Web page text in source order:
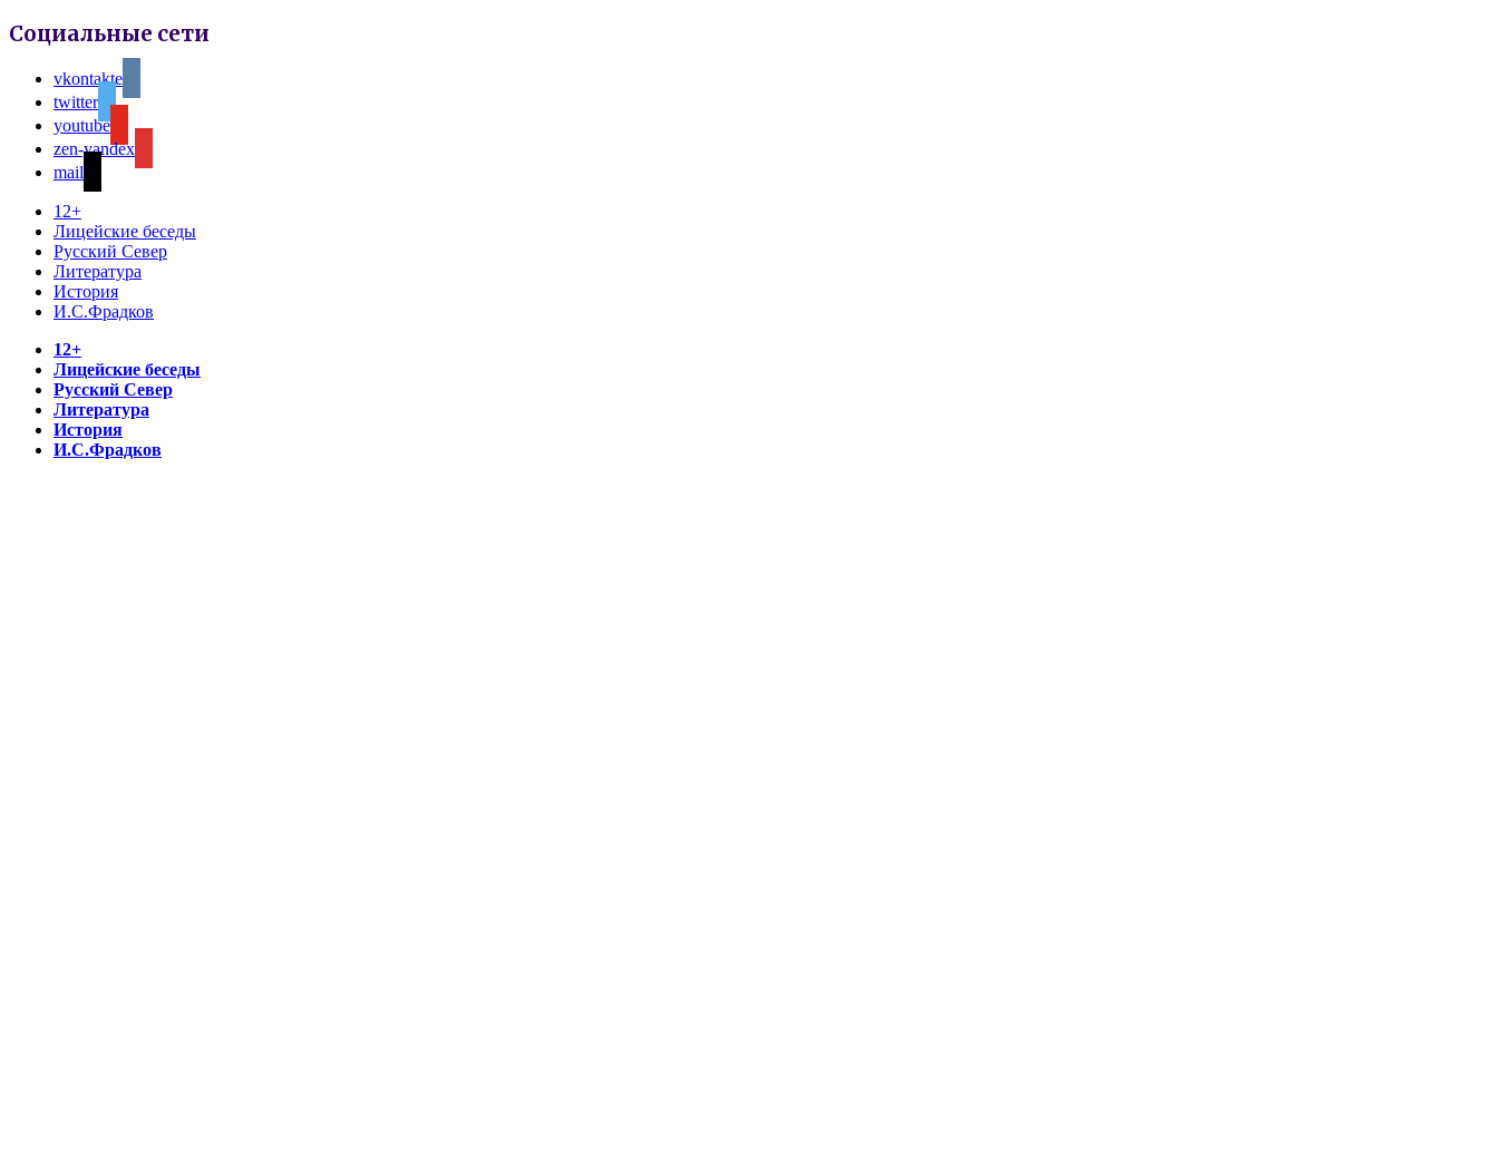
Социальные сети
vkontakte
twitter
youtube
zen-yandex
mail
12+
Лицейские беседы
Русский Север
Литература
История
И.С.Фрадков
12+
Лицейские беседы
Русский Север
Литература
История
И.С.Фрадков